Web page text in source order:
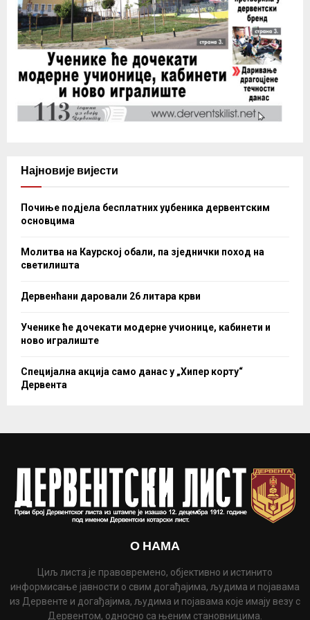
Најновије вијести
Почиње подјела бесплатних уџбеника дервентским
основцима
Молитва на Каурској обали, па зједнички поход на
светилишта
Дервенћани даровали 26 литара крви
Ученике ће дочекати модерне учионице, кабинети и
ново игралиште
Специјална акција само данас у „Хипер корту“
Дервента
О НАМА
Циљ листа је правовремено, објективно и истинито
информисање јавности о свим догађајима, људима и појавама
из Дервенте и догађајима, људима и појавама које имају везу с
Дервентом, односно са њеним становницима.